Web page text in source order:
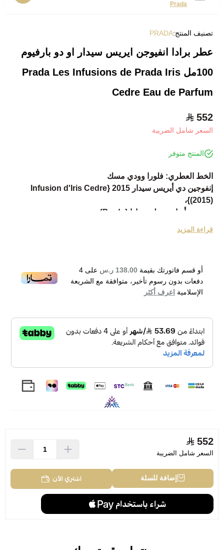
Prada
تصنيف المنتج:PRADA
عطر برادا انفيوجن ايريس سيدار او دو بارفيوم
100مل Prada Les Infusions de Prada Iris
Cedre Eau de Parfum
552
السعر شامل الضريبة
المنتج متوفر
الخط العطري: فلورا وودي مسك
إنفوجين دي أيريس سيدار 2015 {Infusion d'Iris Cedre
(2015)}،
من بيت أزياء وعطور برادا {Prada}.
عطر خاص بالنساء من عائلة العطور الزهرية الخشبية بالمسك.
تم إكلاق العطر عام 2015.
Prada Les Infusions de Prada Iris Cedre Eau de
Parfum 100ml
قراءة المزيد
أو قسم فاتورتك بقيمة 138.00 ر.س على 4
دفعات بدون رسوم تأخير، متوافقة مع الشريعة
الإسلامية اعرف أكثر
552
السعر شامل الضريبة
إضافة للسلة اشتري الآن